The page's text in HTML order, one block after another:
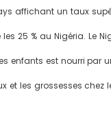
affichant un taux
25 % au Nigéria.
enfants est nourri
les grossesses